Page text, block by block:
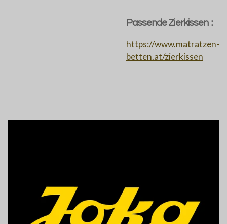
Passende Zierkissen :
https://www.matratzen-
betten.at/zierkissen